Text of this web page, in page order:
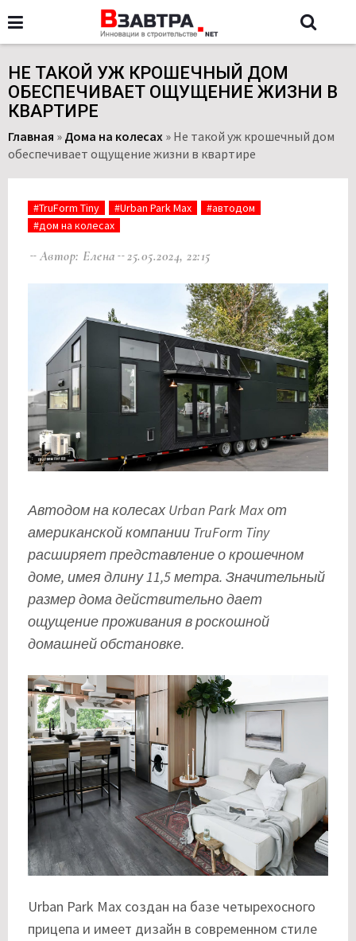
НЕ ТАКОЙ УЖ КРОШЕЧНЫЙ ДОМ
ОБЕСПЕЧИВАЕТ ОЩУЩЕНИЕ ЖИЗНИ В
КВАРТИРЕ
Главная » Дома на колесах » Не такой уж крошечный дом
обеспечивает ощущение жизни в квартире
#TruForm Tiny #Urban Park Max
#автодом
#дом на колесах
Автор: Елена 25.05.2024, 22:15
Автодом на колесах Urban Park Max от
американской компании TruForm Tiny
расширяет представление о крошечном
доме, имея длину 11,5 метра. Значительный
размер дома действительно дает
ощущение проживания в роскошной
домашней обстановке.
Urban Park Max создан на базе четырехосного
прицепа и имеет дизайн в современном стиле